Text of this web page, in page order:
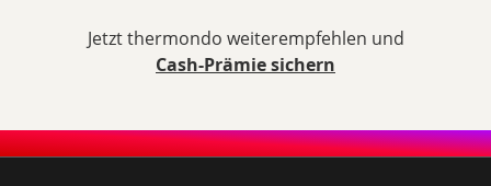
Jetzt thermondo weiterempfehlen und
Cash-Prämie sichern